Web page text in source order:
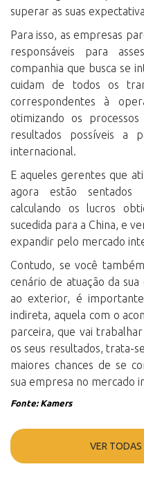
superar as suas
Para isso, as empresas
responsáveis para
companhia que busca se
cuidam de todos os
correspondentes à
otimizando os
resultados possíveis a
internacional.
E aqueles gerentes que
agora estão
calculando os lucros
sucedida para a China, e
expandir pelo mercado
Contudo, se você
cenário de atuação da
ao exterior, é
indireta, aquela com o
parceira, que vai
os seus resultados, trata-
maiores chances de se
sua empresa no mercado
Fonte: Kamers
VER TODAS